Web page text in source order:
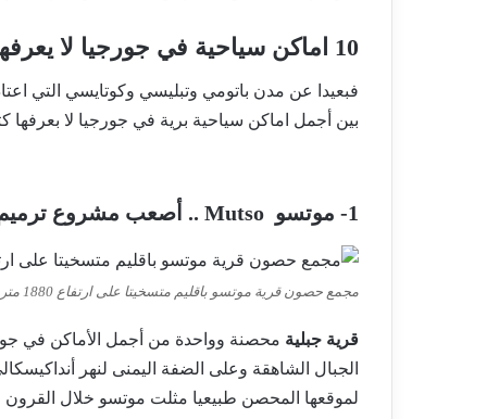
10 اماكن سياحية في جورجيا لا يعرفها العرب
بين أجمل اماكن سياحية برية في جورجيا لا بعرفها
1- موتسو Mutso .. أصعب مشروع ترميم على حدود الشيشان
مجمع حصون قرية موتسو باقليم متسخيتا على ارتفاع 1880 متر
قرية جبلية
الجبال الشاهقة وعلى الضفة اليمنى لنهر
لموقعها المحصن طبيعيا مثلت موتسو خلال القرون